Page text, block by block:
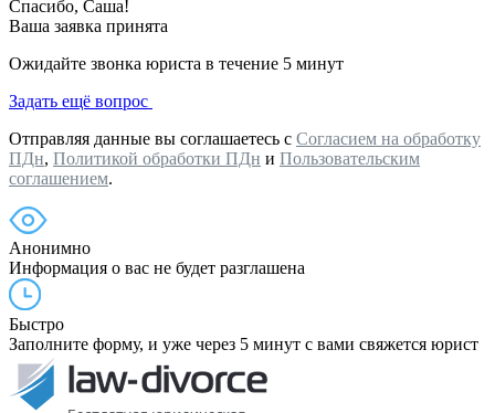
Спасибо, Саша!
Ваша заявка принята
Ожидайте звонка юриста в течение 5 минут
Задать ещё вопрос
Отправляя данные вы соглашаетесь с Согласием на обработку
ПДн, Политикой обработки ПДн и Пользовательским
соглашением.
Анонимно
Информация о вас не будет разглашена
Быстро
Заполните форму, и уже через 5 минут с вами свяжется юрист